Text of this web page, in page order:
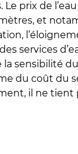
prix de
et
services
la sensibilité
du coût du
il ne